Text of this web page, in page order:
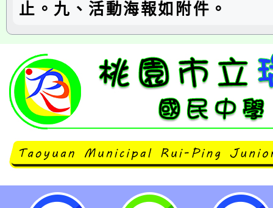
止。九、活動海報如附件。
台南應用科技大學藝術學院舉辦「